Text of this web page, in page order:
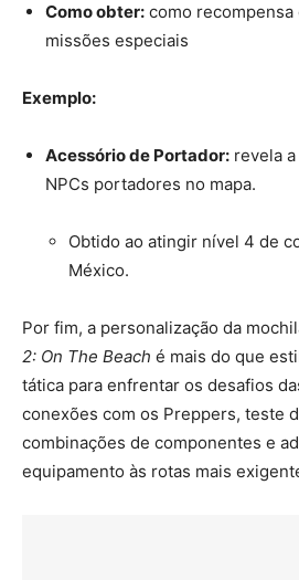
Como obter: como
missões especiais
Exemplo:
Acessório de Portador: revela
NPCs portadores no mapa.
Obtido ao atingir nível 4 de
México.
Por fim, a personalização da
2: On The Beach é mais do que
tática para enfrentar os desafios
conexões com os Preppers, teste
combinações de componentes e
equipamento às rotas mais